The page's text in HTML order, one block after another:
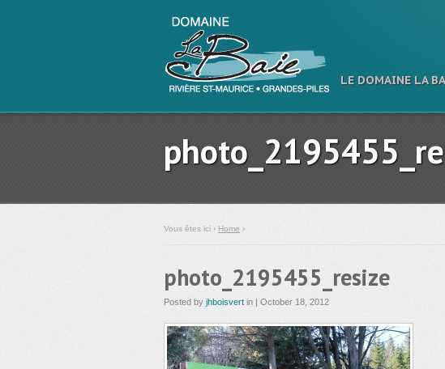
LE DOMAINE LA
Vous êtes ici › Home ›
photo_2195455_resize
Posted by jhboisvert in | October 18, 2012